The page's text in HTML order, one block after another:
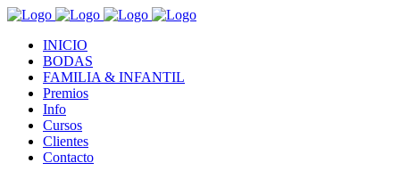
INICIO
BODAS
FAMILIA & INFANTIL
Premios
Info
Cursos
Clientes
Contacto